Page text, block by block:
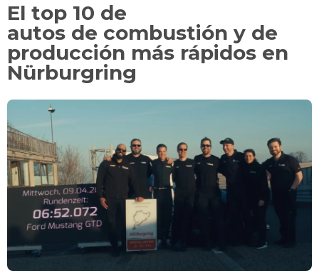
El top 10 de
autos de combustión y de
producción más rápidos en
Nürburgring